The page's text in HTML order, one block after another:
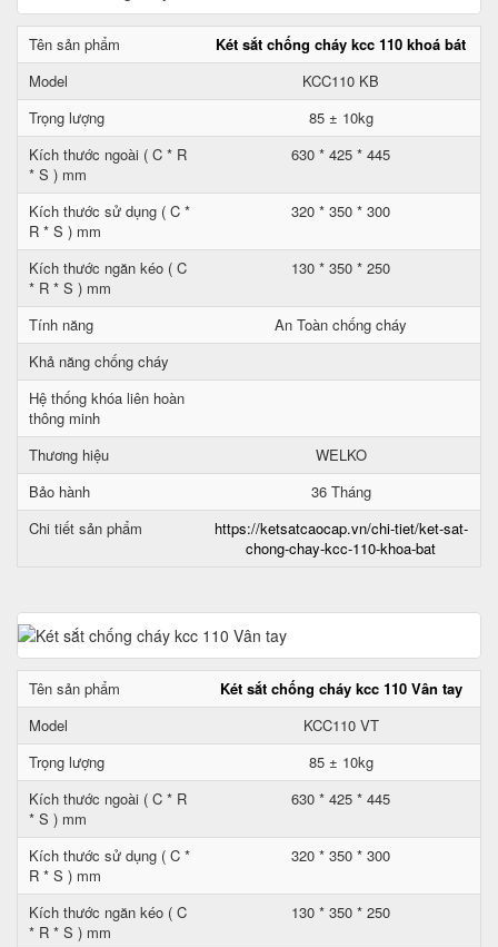
Tên sản phẩm
Két sắt chống cháy kcc 110 khoá bát
Model
KCC110 KB
Trọng lượng
85 ± 10kg
Kích thước ngoài ( C * R
* S ) mm
630 * 425 * 445
Kích thước sử dụng ( C *
R * S ) mm
320 * 350 * 300
Kích thước ngăn kéo ( C
* R * S ) mm
130 * 350 * 250
Tính năng
An Toàn chống cháy
Khả năng chống cháy
Hệ thống khóa liên hoàn
thông minh
Thương hiệu
WELKO
Bảo hành
36 Tháng
Chi tiết sản phẩm
https://ketsatcaocap.vn/chi-tiet/ket-sat-
chong-chay-kcc-110-khoa-bat
Tên sản phẩm
Két sắt chống cháy kcc 110 Vân tay
Model
KCC110 VT
Trọng lượng
85 ± 10kg
Kích thước ngoài ( C * R
* S ) mm
630 * 425 * 445
Kích thước sử dụng ( C *
R * S ) mm
320 * 350 * 300
Kích thước ngăn kéo ( C
* R * S ) mm
130 * 350 * 250